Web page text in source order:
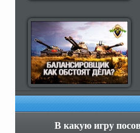
Опрос пользователей
В какую игру